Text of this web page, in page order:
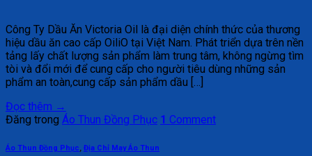
Công Ty Dầu Ăn Victoria Oil là đại diện chính thức của thương
hiệu dầu ăn cao cấp OiliO tại Việt Nam. Phát triển dựa trên nền
tảng lấy chất lượng sản phẩm làm trung tâm, không ngừng tìm
tòi và đổi mới để cung cấp cho người tiêu dùng những sản
phẩm an toàn,cung cấp sản phẩm dầu […]
Đọc thêm →
Đăng trong Áo Thun Đồng Phục 1 Comment
Áo Thun Đồng Phục, Địa Chỉ May Áo Thun